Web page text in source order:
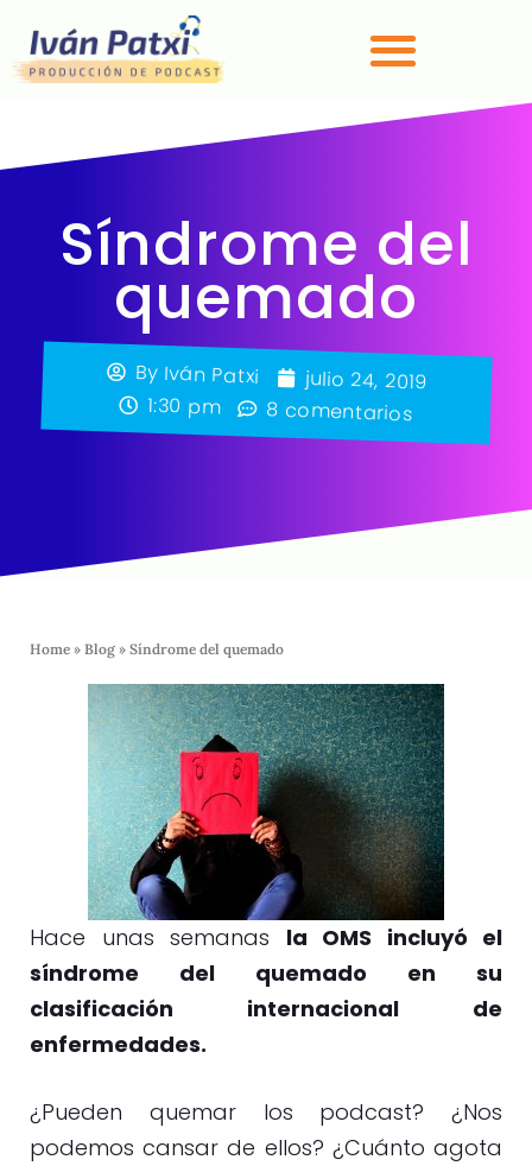
Síndrome del
quemado
By Iván Patxi julio 24, 2019
1:30 pm 8 comentarios
Home » Blog » Síndrome del quemado
Hace unas semanas la OMS incluyó el
síndrome del quemado en su
clasificación internacional de
enfermedades.
¿Pueden quemar los podcast? ¿Nos
podemos cansar de ellos? ¿Cuánto agota